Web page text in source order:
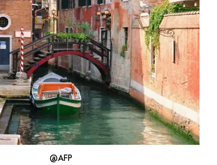
МАРГІНАЛІЇ
ПЛАТФОРМА
ЗАПАЛЕННЯ
CULT ПРО РІЗДВЯНІ СВЯТА
@AFP